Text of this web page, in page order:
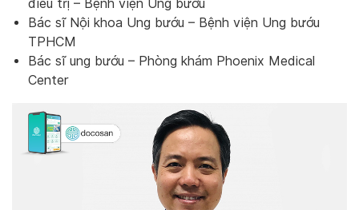
điều trị – Bệnh viện Ung bướu
Bác sĩ Nội khoa Ung bướu – Bệnh viện Ung bướu
TPHCM
Bác sĩ ung bướu – Phòng khám Phoenix Medical
Center